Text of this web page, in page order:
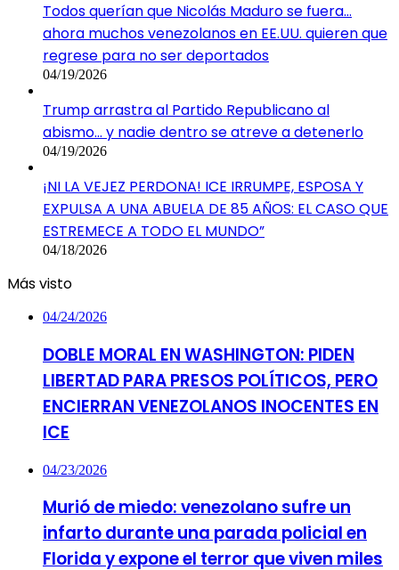
Todos querían que Nicolás Maduro se fuera…
ahora muchos venezolanos en EE.UU. quieren que
regrese para no ser deportados
04/19/2026
Trump arrastra al Partido Republicano al
abismo… y nadie dentro se atreve a detenerlo
04/19/2026
¡NI LA VEJEZ PERDONA! ICE IRRUMPE, ESPOSA Y
EXPULSA A UNA ABUELA DE 85 AÑOS: EL CASO QUE
ESTREMECE A TODO EL MUNDO”
04/18/2026
Más visto
04/24/2026
DOBLE MORAL EN WASHINGTON: PIDEN
LIBERTAD PARA PRESOS POLÍTICOS, PERO
ENCIERRAN VENEZOLANOS INOCENTES EN
ICE
04/23/2026
Murió de miedo: venezolano sufre un
infarto durante una parada policial en
Florida y expone el terror que viven miles